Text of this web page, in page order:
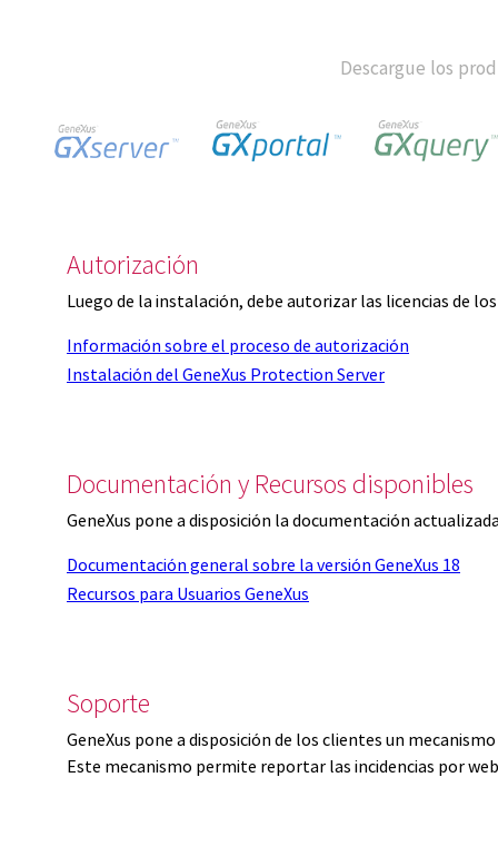
Descargue los
Autorización
Luego de la instalación, debe autorizar las licencias de
Información sobre el proceso de autorización
Instalación del GeneXus Protection Server
Documentación y Recursos disponibles
GeneXus pone a disposición la documentación
Documentación general sobre la versión GeneXus 18
Recursos para Usuarios GeneXus
Soporte
GeneXus pone a disposición de los clientes un
Este mecanismo permite reportar las incidencias por